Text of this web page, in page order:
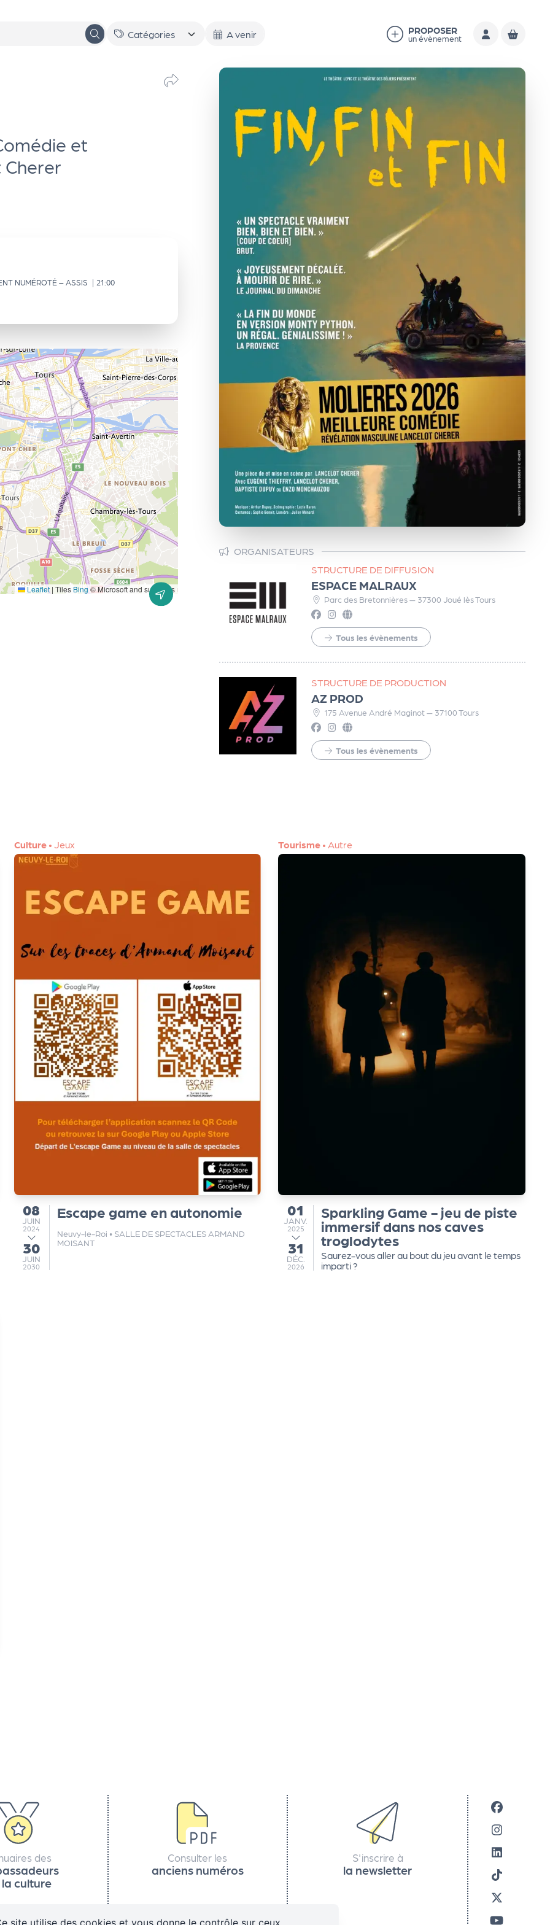
site utilise des cookies et vous donne le contrôle sur ceux
A venir PROPOSER
un évènement
et
NUMÉROTÉ – ASSIS | 21:00
Leaflet | Tiles Bing © Microsoft and suppliers
ORGANISATEURS
STRUCTURE DE DIFFUSION
ESPACE MALRAUX
Parc des Bretonnières — 37300 Joué lès Tours
Tous les évènements
STRUCTURE DE PRODUCTION
AZ PROD
175 Avenue André Maginot — 37100 Tours
Tous les évènements
Culture • Jeux
du
08
JUIN
JUIN
2024
au
30
JUINJUIN
2030
Escape game en autonomie
Neuvy-le-Roi • SALLE DE SPECTACLES ARMAND
MOISANT
Tourisme • Autre
du
01
JANVIER
JANV.
2025
au
31
DÉCEMBRE
DÉC.
2026
Sparkling Game - jeu de piste
immersif dans nos caves
troglodytes
Saurez-vous aller au bout du jeu avant le temps
imparti ?
des
culture
Consulter les
anciens numéros
S'inscrire à
la newsletter